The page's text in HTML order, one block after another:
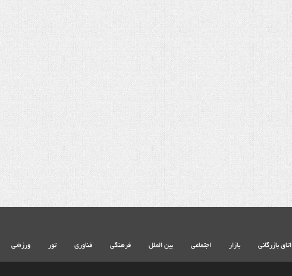
شهادت حضرت آیت الله‌العظمی سید علی
شهادت حضرت آیت الله‌العظمی سید علی
اتاق بازرگانی بازار اجتماعی بین الملل فرهنگی فناوری تور ورزشی